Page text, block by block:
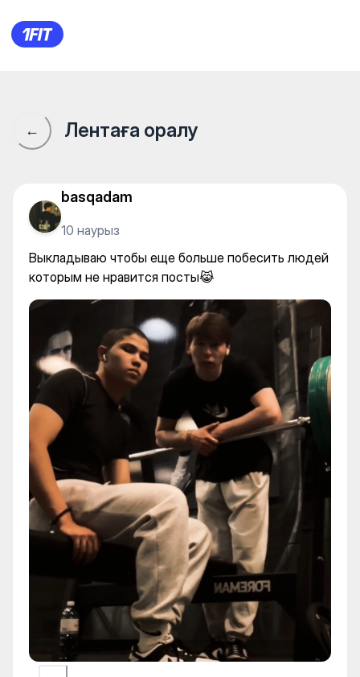
Выкладываю чтобы еще
← Лентаға оралу
basqadam
10 наурыз
Выкладываю чтобы еще больше побесить людей
которым не нравится посты😹